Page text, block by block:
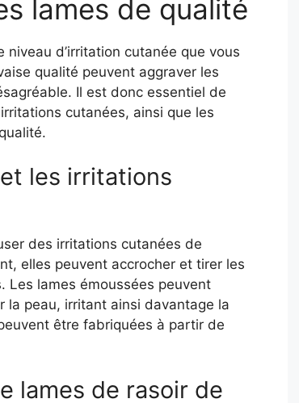
lames de qualité
d’irritation cutanée que vous
qualité peuvent aggraver les
Il est donc essentiel de
cutanées, ainsi que les
les irritations
des irritations cutanées de
elles peuvent accrocher et tirer les
Les lames émoussées peuvent
la peau, irritant ainsi davantage la
être fabriquées à partir de
lames de rasoir de